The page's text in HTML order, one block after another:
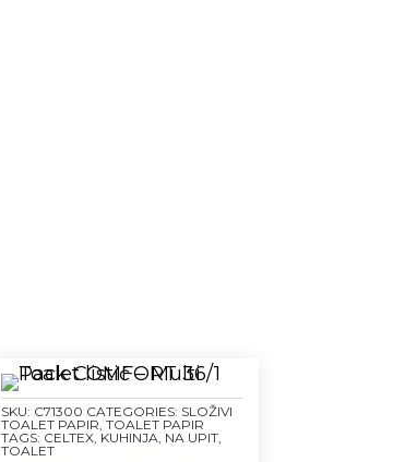
SKU: C71300 CATEGORIES: SLOŽIVI
TOALET PAPIR TOALET PAPIR
TAGS: CELTEX,KUHINJA NA UPIT,
TOALET